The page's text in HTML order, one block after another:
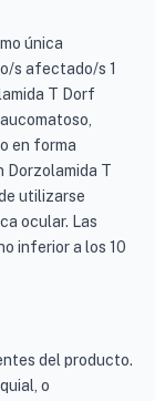
única
s afectado/s 1
T Dorf
en forma
Dorzolamida T
utilizarse
ocular. Las
inferior a los 10
del producto.
o